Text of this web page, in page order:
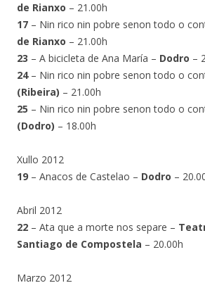
de Rianxo – 21.00h
17 – Nin rico nin pobre senon todo o
de Rianxo – 21.00h
23 – A bicicleta de Ana María – Dodro –
24– Nin rico nin pobre senon todo o
(Ribeira) – 21.00h
25 – Nin rico nin pobre senon todo o
(Dodro) – 18.00h
Xullo 2012
19 – Anacos de Castelao – Dodro –
Abril 2012
22 – Ata que a morte nos separe –
Santiago de Compostela – 20.00h
Marzo 2012